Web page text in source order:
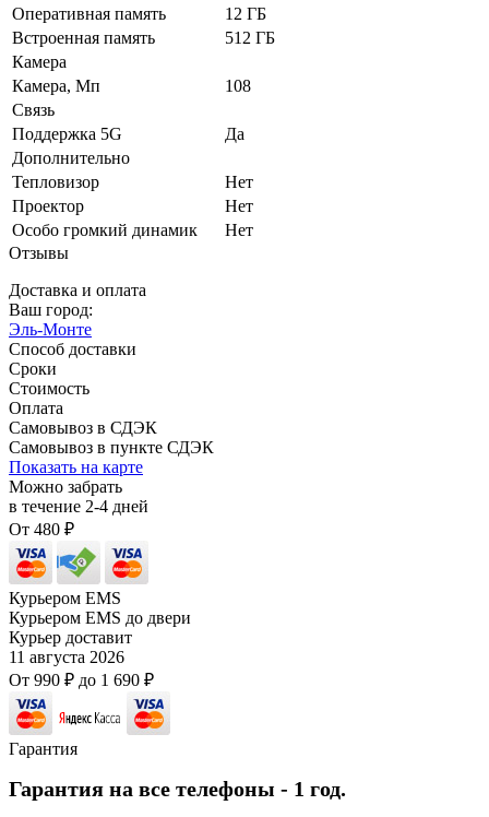
Оперативная память
12 ГБ
Встроенная память
512 ГБ
Камера
Камера, Мп
108
Связь
Поддержка 5G
Да
Дополнительно
Тепловизор
Нет
Проектор
Нет
Особо громкий динамик
Нет
Отзывы
Доставка и оплата
Ваш город:
Эль-Монте
Способ доставки
Сроки
Стоимость
Оплата
Самовывоз в СДЭК
Самовывоз в пункте СДЭК
Показать на карте
Можно забрать
в течение 2-4 дней
От 480 ₽
Курьером EMS
Курьером EMS до двери
Курьер доставит
11 августа 2026
От 990 ₽ до 1 690 ₽
Гарантия
Гарантия на все телефоны - 1 год.